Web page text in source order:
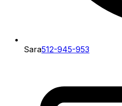
Sara512-945-953